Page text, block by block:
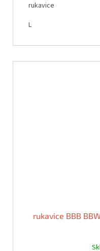
rukavice
L
rukavice BBB